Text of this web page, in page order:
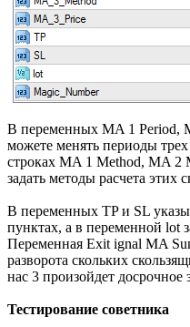
В переменных MA 1 Period,
можете менять периоды
строках MA 1 Method, MA
задать методы расчета этих
В переменных TP и SL
пунктах, а в переменной lot
Переменная Exit ignal MA
разворота скольких
нас 3 произойдет досрочное
Тестирование советника